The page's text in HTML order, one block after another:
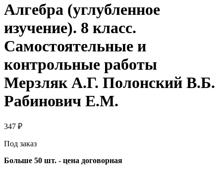
Алгебра (углубленное
изучение). 8 класс.
Самостоятельные и
контрольные работы
Мерзляк А.Г. Полонский В.Б.
Рабинович Е.М.
347 ₽
Под заказ
Больше 50 шт. - цена договорная